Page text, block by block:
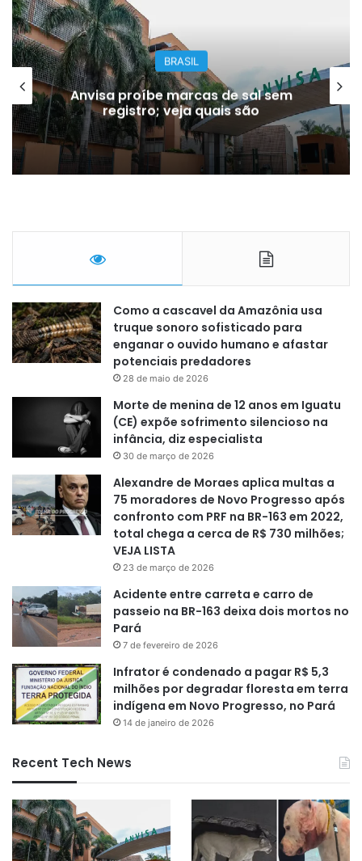
BRASIL
Anvisa proíbe marcas de sal sem
registro; veja quais são
Como a cascavel da Amazônia usa
truque sonoro sofisticado para
enganar o ouvido humano e afastar
potenciais predadores
28 de maio de 2026
Morte de menina de 12 anos em Iguatu
(CE) expõe sofrimento silencioso na
infância, diz especialista
30 de março de 2026
Alexandre de Moraes aplica multas a
75 moradores de Novo Progresso após
confronto com PRF na BR-163 em 2022,
total chega a cerca de R$ 730 milhões;
VEJA LISTA
23 de março de 2026
Acidente entre carreta e carro de
passeio na BR-163 deixa dois mortos no
Pará
7 de fevereiro de 2026
Infrator é condenado a pagar R$ 5,3
milhões por degradar floresta em terra
indígena em Novo Progresso, no Pará
14 de janeiro de 2026
Recent Tech News